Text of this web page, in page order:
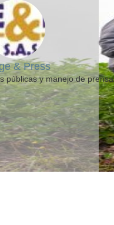
& Press
públicas y manejo de prensa